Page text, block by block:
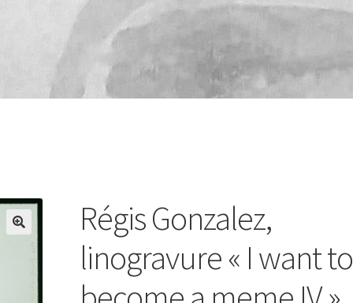
Régis Gonzalez,
linogravure « I want to